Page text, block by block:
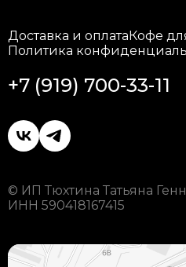
Доставка и оплатаКофе
Политика
+7 (919) 700-33-11
© ИП Тюхтина Татьяна
ИНН 590418167415